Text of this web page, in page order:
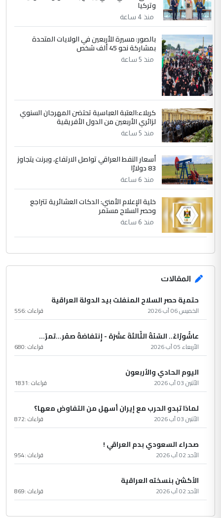
التعليق : واحد من عصابة علي ماما يسقط
جنسية الرافد الثالث للعراق ومن اصول عريقة
ابا فرات ...
الموضوع :
الجواهري يرد على صدام حسين سل
مضجعيك يابن الزنا (نص كامل)
وتركيا
منذ 4 ساعة
بالصور: مسيرة للأربعين في الولايات المتحدة
بمشاركة نحو 45 ألف شخص
منذ 5 ساعة
كربلاء:العتبة العباسية تحتضن المهرجان السنوي
لزائري الأربعين من الدول الأفريقية
منذ 5 ساعة
أسعار النفط العراقي تواصل الارتفاع، وبرنت يتجاوز
83 دولارًا
منذ 6 ساعة
خلية الإعلام الأمني: الدكات العشائرية تتراجع
وحصر السلاح مستمر
منذ 6 ساعة
المقالات
حتمية حصر السلاح المنفلت بيد الدولة العراقية
الخميس 06 آب 2026 قراءات :556
عاشُورْاءُ.. السّنَةُ الثّالثةَ عشَرَة - إِنتفاضةُ صفَر…تمرّ...
الأربعاء 05 آب 2026 قراءات :680
اليوم الحادي والأربعون
الأثنين 03 آب 2026 قراءات :1831
لماذا تبدو الحرب مع إيران أسهل من التفاوض معها؟
الأثنين 03 آب 2026 قراءات :872
صحراء السعودي بدم العراقي !
الأحد 02 آب 2026 قراءات :954
الأكشن بنسخته العراقية
الأحد 02 آب 2026 قراءات :869